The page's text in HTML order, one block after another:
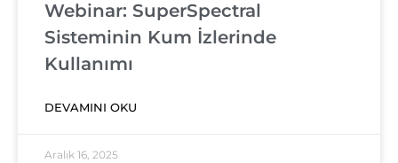
Webinar: SuperSpectral
Sisteminin Kum İzlerinde
Kullanımı
DEVAMINI OKU
Aralık 16, 2025